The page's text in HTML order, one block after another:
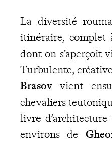
La diversité
itinéraire, complet
dont on s’aperçoit
Turbulente,
Brasovvient
chevaliers
livre
environs de